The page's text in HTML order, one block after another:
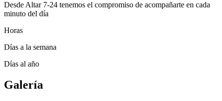
Desde Altar 7-24 tenemos el compromiso de acompañarte en cada
minuto del día
Horas
Días a la semana
Días al año
Galería